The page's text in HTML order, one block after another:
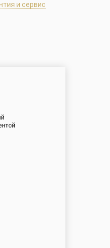
и сервис